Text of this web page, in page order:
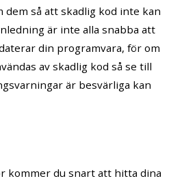
så att skadlig kod inte kan
är inte alla snabba att
din programvara, för om
av skadlig kod så se till
är besvärliga kan
kommer du snart att hitta dina